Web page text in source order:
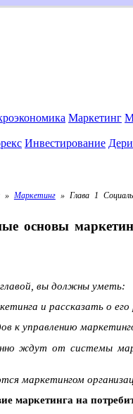
Маркетинг
Инвестирование
» Маркетинг» Глава 1
основы
вы должны уметь:
и рассказать о его
к управлению
ждут от системы
маркетингом
маркетинга на